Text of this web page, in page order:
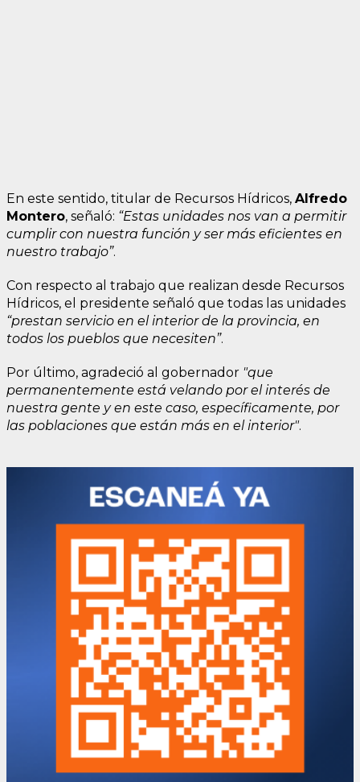
En este sentido, titular de Recursos Hídricos, Alfredo
Montero, señaló: “Estas unidades nos van a permitir
cumplir con nuestra función y ser más eficientes en
nuestro trabajo”.
Con respecto al trabajo que realizan desde Recursos
Hídricos, el presidente señaló que todas las unidades
“prestan servicio en el interior de la provincia, en
todos los pueblos que necesiten”.
Por último, agradeció al gobernador "que
permanentemente está velando por el interés de
nuestra gente y en este caso, específicamente, por
las poblaciones que están más en el interior".